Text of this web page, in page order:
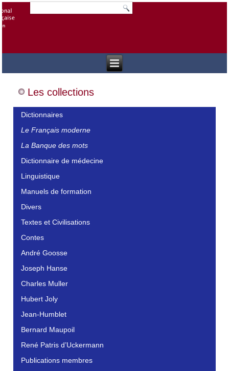
Les collections
Dictionnaires
Le Français moderne
La Banque des mots
Dictionnaire de médecine
Linguistique
Manuels de formation
Divers
Textes et Civilisations
Contes
André Goosse
Joseph Hanse
Charles Muller
Hubert Joly
Jean-Humblet
Bernard Maupoil
René Patris d’Uckermann
Publications membres